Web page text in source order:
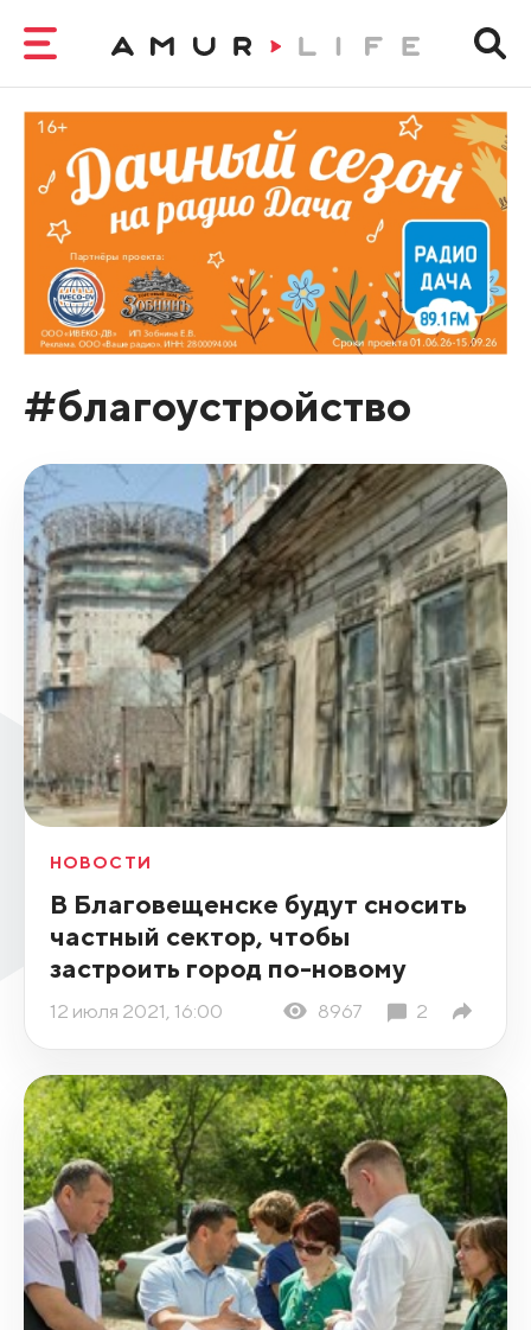
#благоустройство
НОВОСТИ
В Благовещенске будут сносить
частный сектор, чтобы
застроить город по-новому
12 июля 2021, 16:00 8967 2